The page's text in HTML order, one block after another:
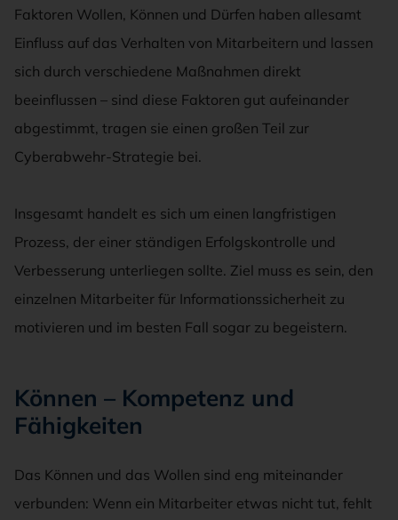
Faktoren Wollen, Können und Dürfen haben allesamt
Einfluss auf das Verhalten von Mitarbeitern und lassen
sich durch verschiedene Maßnahmen direkt
beeinflussen – sind diese Faktoren gut aufeinander
abgestimmt, tragen sie einen großen Teil zur
Cyberabwehr-Strategie bei.
Insgesamt handelt es sich um einen langfristigen
Prozess, der einer ständigen Erfolgskontrolle und
Verbesserung unterliegen sollte. Ziel muss es sein, den
einzelnen Mitarbeiter für Informationssicherheit zu
motivieren und im besten Fall sogar zu begeistern.
Können – Kompetenz und
Fähigkeiten
Das Können und das Wollen sind eng miteinander
verbunden: Wenn ein Mitarbeiter etwas nicht tut, fehlt